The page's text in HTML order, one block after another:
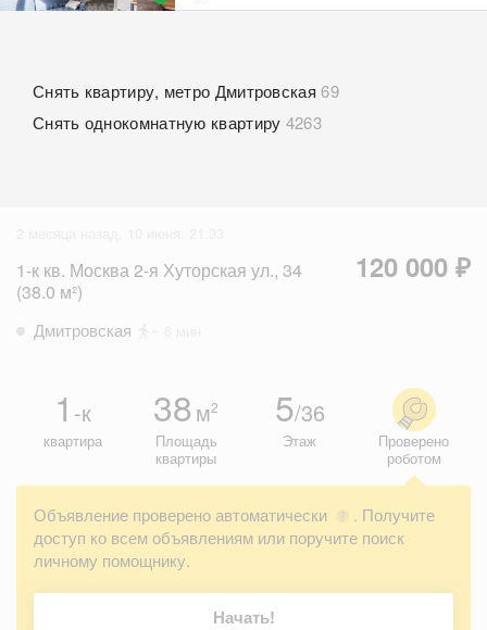
Снять квартиру, метро Дмитровская 69
Снять однокомнатную квартиру 4263
1-к кв. Москва 2-я Хуторская ул., 34
(38.0 м²)
120 000 ₽
Дмитровская
1 -к
квартира
38м2
Площадь
квартиры
5/36
Этаж
Проверено
роботом
Объявление проверено автоматически ?
. Получите
доступ ко всем объявлениям или поручите поиск
личному помощнику.
Начать!